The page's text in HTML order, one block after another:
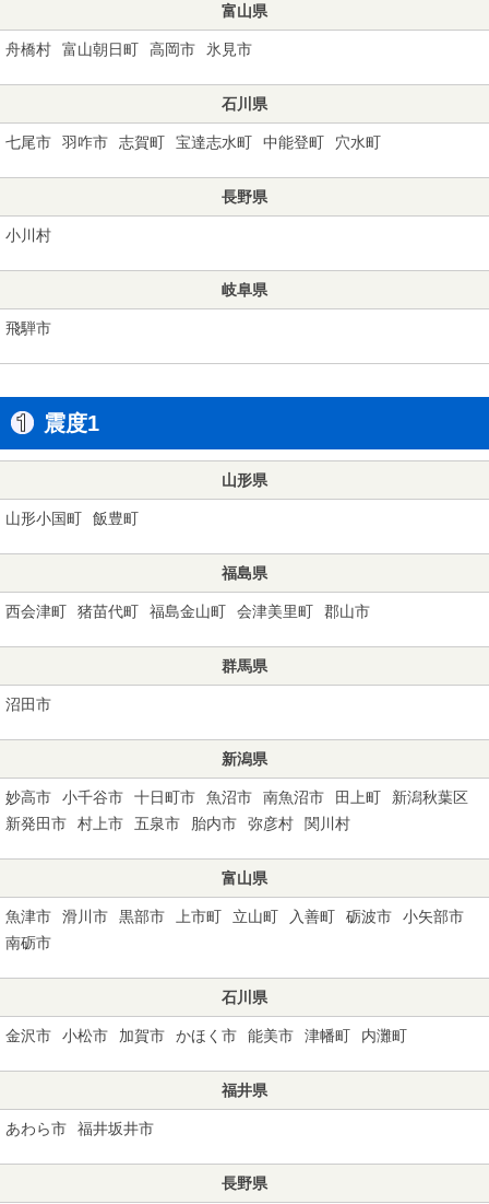
富山県
舟橋村 富山朝日町 高岡市 氷見市
石川県
七尾市 羽咋市 志賀町 宝達志水町 中能登町 穴水町
長野県
小川村
岐阜県
飛騨市
震度1
山形県
山形小国町 飯豊町
福島県
西会津町 猪苗代町 福島金山町 会津美里町 郡山市
群馬県
沼田市
新潟県
妙高市 小千谷市 十日町市 魚沼市 南魚沼市 田上町
新潟秋葉区
新発田市
村上市 五泉市 胎内市 弥彦村 関川村
富山県
魚津市 滑川市 黒部市 上市町 立山町 入善町 砺波市
小矢部市
南砺市
石川県
金沢市 小松市 加賀市 かほく市 能美市 津幡町 内灘町
福井県
あわら市 福井坂井市
長野県